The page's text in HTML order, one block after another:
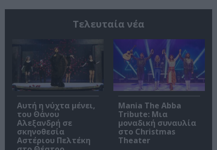
Τελευταία νέα
Αυτή η νύχτα μένει,
του Θάνου
Αλεξανδρή σε
σκηνοθεσία
Αστέριου Πελτέκη
Mania The Abba
Tribute: Μια
μοναδική συναυλία
στο Christmas
Theater